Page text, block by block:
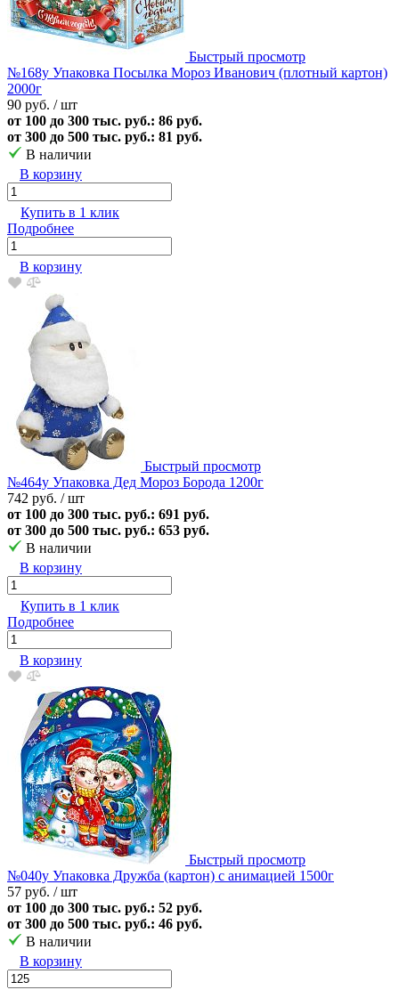
Быстрый просмотр
№168у Упаковка Посылка Мороз Иванович (плотный картон)
2000г
90 руб. / шт
от 100 до 300 тыс. руб.: 86 руб.
от 300 до 500 тыс. руб.: 81 руб.
В наличии
В корзину
Купить в 1 клик
Подробнее
В корзину
Быстрый просмотр
№464у Упаковка Дед Мороз Борода 1200г
742 руб. / шт
от 100 до 300 тыс. руб.: 691 руб.
от 300 до 500 тыс. руб.: 653 руб.
В наличии
В корзину
Купить в 1 клик
Подробнее
В корзину
Быстрый просмотр
№040у Упаковка Дружба (картон) с анимацией 1500г
57 руб. / шт
от 100 до 300 тыс. руб.: 52 руб.
от 300 до 500 тыс. руб.: 46 руб.
В наличии
В корзину